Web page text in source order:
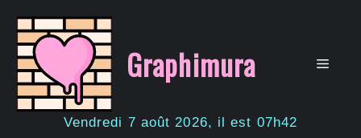
contenu
Graphimura Menu
Vendredi 7 août 2026, il est 07h42